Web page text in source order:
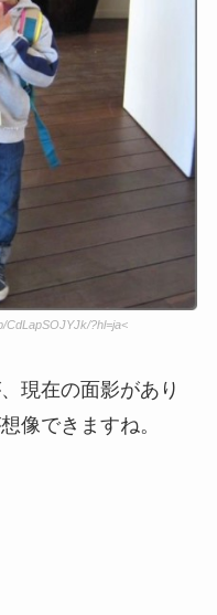
CdLapSOJYJk/?hl=ja<
現在の面影があり
像できますね。